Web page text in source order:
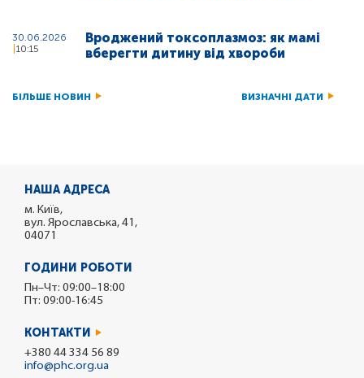
30.06.2026
10:15
Вроджений токсоплазмоз: як мамі
вберегти дитину від хвороби
БІЛЬШЕ НОВИН ВИЗНАЧНІ ДАТИ
НАША АДРЕСА
м. Київ,
вул. Ярославська, 41,
04071
ГОДИНИ РОБОТИ
Пн–Чт: 09:00–18:00
Пт: 09:00-16:45
КОНТАКТИ
+380 44 334 56 89
info@phc.org.ua